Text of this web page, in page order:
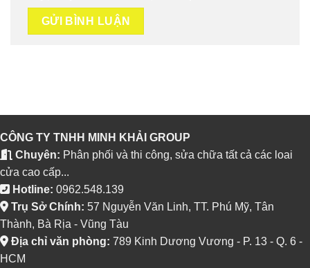
CÔNG TY TNHH MINH KHẢI GROUP
Chuyên: Phân phối và thi công, sửa chữa tất cả các loai
cửa cao cấp...
Hotline: 0962.548.139
Trụ Sở Chính: 57 Nguyễn Văn Linh, TT. Phú Mỹ, Tân
Thành, Bà Rịa - Vũng Tàu
Địa chỉ văn phòng: 789 Kinh Dương Vương - P. 13 - Q. 6 -
HCM